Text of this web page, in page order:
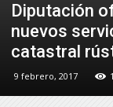
Diputación
nuevos
catastral
9 febrero, 2017